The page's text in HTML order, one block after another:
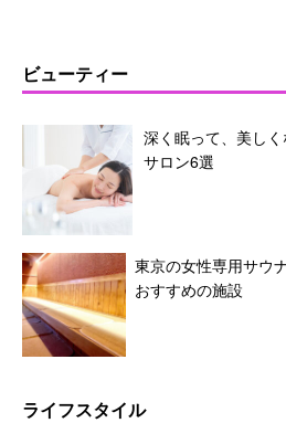
ビューティー
深く眠って、美しく
サロン6選
東京の女性専用サウ
おすすめの施設
ライフスタイル